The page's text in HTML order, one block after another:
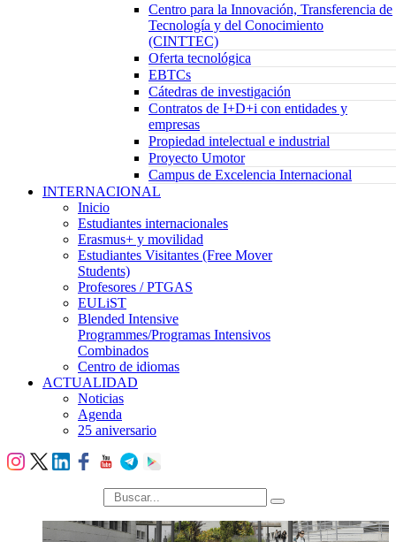
Centro para la Innovación, Transferencia de
Tecnología y del Conocimiento
(CINTTEC)
Oferta tecnológica
EBTCs
Cátedras de investigación
Contratos de I+D+i con entidades y
empresas
Propiedad intelectual e industrial
Proyecto Umotor
Campus de Excelencia Internacional
INTERNACIONAL
Inicio
Estudiantes internacionales
Erasmus+ y movilidad
Estudiantes Visitantes (Free Mover
Students)
Profesores / PTGAS
EULiST
Blended Intensive
Programmes/Programas Intensivos
Combinados
Centro de idiomas
ACTUALIDAD
Noticias
Agenda
25 aniversario
búsqueda